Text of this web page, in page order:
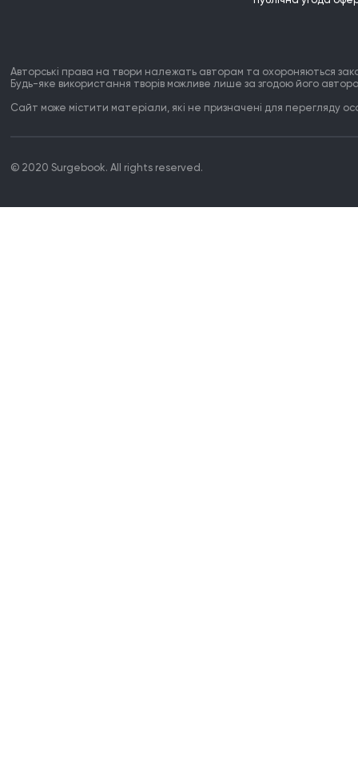
Авторські права на твори належать авторам та охороняються
Будь-яке використання творів можливе лише за згодою його
Сайт може містити матеріали, які не призначені для перегляду
© 2020 Surgebook. All rights reserved.